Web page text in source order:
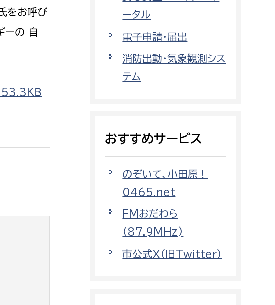
まちづくりに関わりたい
都市政策課
消防総務課
予防課
警防計画課
情報司令課
をお呼び
ーの 自
ＫＢ
ータル
電子申請・届出
消防出動・気象観測シス
テム
おすすめサービス
のぞいて、小田原！
0465.net
FMおだわら
（87.9MHz)
市公式X（旧Twitter）